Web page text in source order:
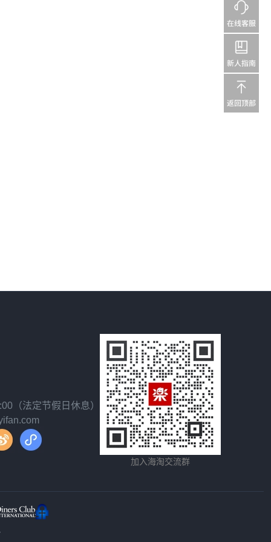
（法定节假日休息）
加入海淘交流群